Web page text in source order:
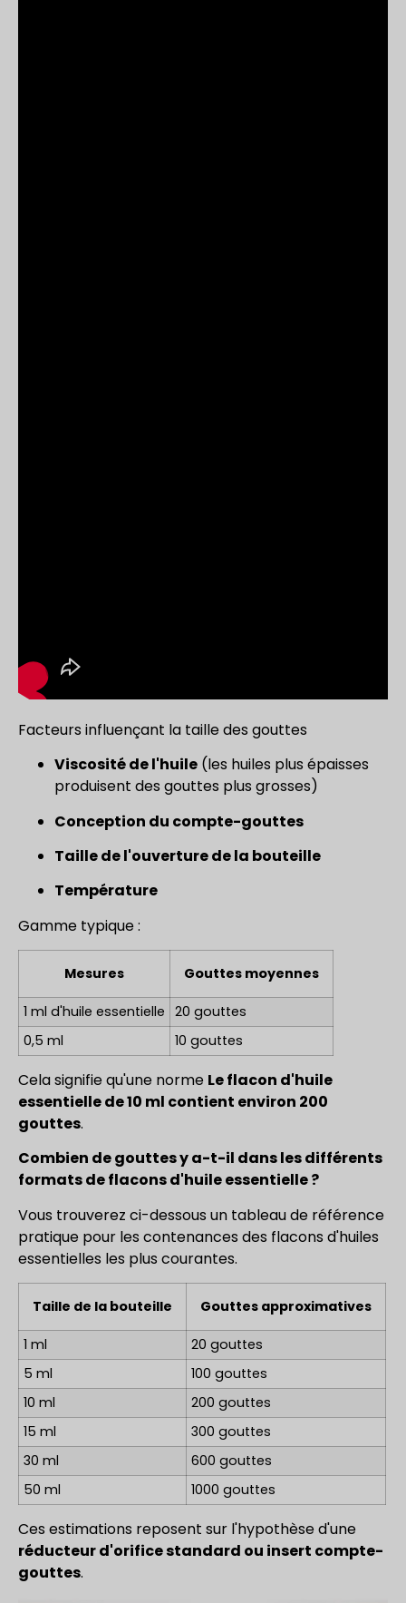
Facteurs influençant la taille des gouttes
Viscosité de l'huile (les huiles plus épaisses
produisent des gouttes plus grosses)
Conception du compte-gouttes
Taille de l'ouverture de la bouteille
Température
Gamme typique :
Mesures Gouttes moyennes
1 ml d'huile essentielle 20 gouttes
0,5 ml
10 gouttes
Cela signifie qu'une norme Le flacon d'huile
essentielle de 10 ml contient environ 200
gouttes.
Combien de gouttes y a-t-il dans les différents
formats de flacons d'huile essentielle ?
Vous trouverez ci-dessous un tableau de référence
pratique pour les contenances des flacons d'huiles
essentielles les plus courantes.
Taille de la bouteille Gouttes approximatives
1 ml
20 gouttes
5 ml
100 gouttes
10 ml
200 gouttes
15 ml
300 gouttes
30 ml
600 gouttes
50 ml
1000 gouttes
Ces estimations reposent sur l'hypothèse d'une
réducteur d'orifice standard ou insert compte-
gouttes.